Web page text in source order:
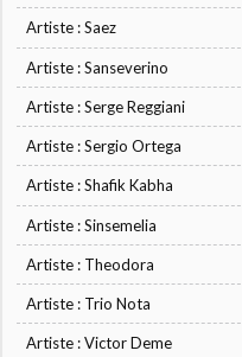
Artiste : Saez
Artiste : Sanseverino
Artiste : Serge Reggiani
Artiste : Sergio Ortega
Artiste : Shafik Kabha
Artiste : Sinsemelia
Artiste : Theodora
Artiste : Trio Nota
Artiste : Victor Deme